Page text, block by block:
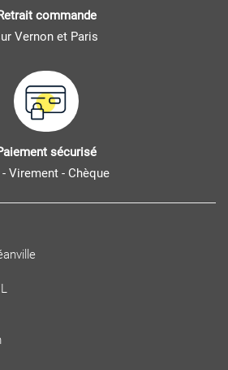
commande
Vernon et Paris
sécurisé
- Virement - Chèque